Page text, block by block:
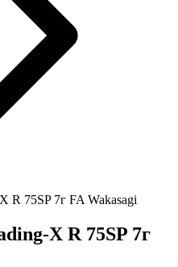
R 75SP 7г FA Wakasagi
X R 75SP 7г